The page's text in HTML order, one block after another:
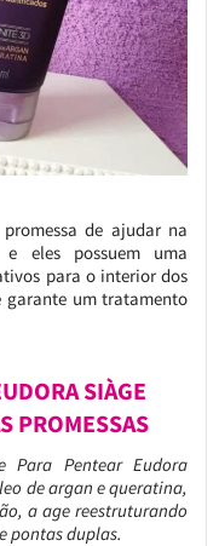
de ajudar na
eles possuem uma
para o interior dos
garante um tratamento
SIÀGE
PROMESSAS
Para Pentear Eudora
de argan e queratina,
a age reestruturando
pontas duplas.